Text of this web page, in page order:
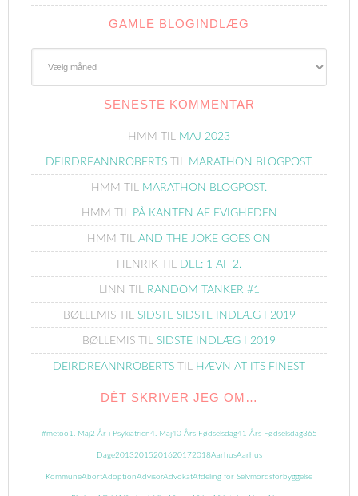
GAMLE BLOGINDLÆG
SENESTE KOMMENTAR
HMM TIL MAJ 2023
DEIRDREANNROBERTSTIL MARATHON BLOGPOST.
HMM TIL MARATHON BLOGPOST.
HMM TIL PÅ KANTEN AF EVIGHEDEN
HMM TIL AND THE JOKE GOES ON
HENRIK TIL DEL: 1 AF 2.
LINN TIL RANDOM TANKER #1
BØLLEMISTIL SIDSTE SIDSTE INDLÆG I 2019
BØLLEMIS TIL SIDSTE INDLÆG I 2019
DEIRDREANNROBERTS TIL HÆVN AT ITS FINEST
DÉT SKRIVER JEG OM…
#metoo 1. Maj2 År i Psykiatrien4. Maj40 Års Fødselsdag41 Års Fødselsdag365
Dage20132015201620172018AarhusAarhus
KommuneAbortAdoptionAdvisorAdvokatAfdeling for Selvmordsforbyggelse